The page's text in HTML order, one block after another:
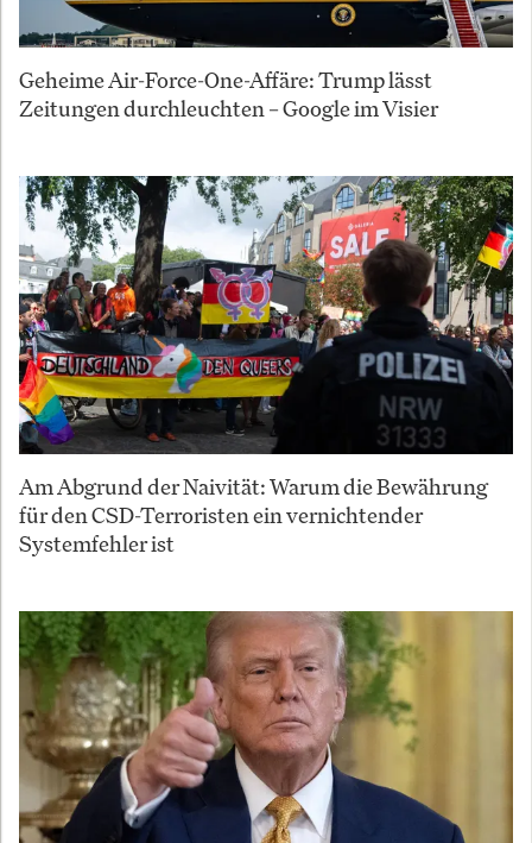
Geheime Air-Force-One-Affäre: Trump lässt
Zeitungen durchleuchten – Google im Visier
Am Abgrund der Naivität: Warum die Bewährung
für den CSD-Terroristen ein vernichtender
Systemfehler ist